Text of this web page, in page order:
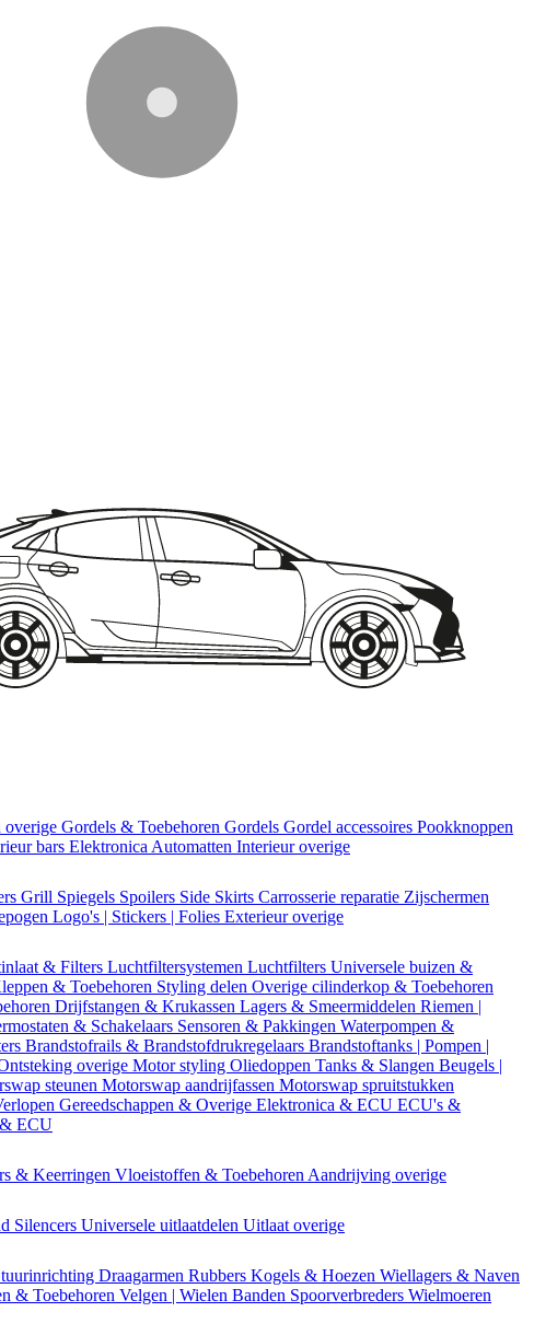
overige Gordels & Toebehoren Gordels Gordel accessoires Pookknoppen
bars Elektronica Automatten Interieur overige
Grill Spiegels Spoilers Side Skirts Carrosserie reparatie Zijschermen
Logo's | Stickers | Folies Exterieur overige
& Filters Luchtfiltersystemen Luchtfilters Universele buizen &
& Toebehoren Styling delen Overige cilinderkop & Toebehoren
Drijfstangen & Krukassen Lagers & Smeermiddelen Riemen |
& Schakelaars Sensoren & Pakkingen Waterpompen &
Brandstofrails & Brandstofdrukregelaars Brandstoftanks | Pompen |
overige Motor styling Oliedoppen Tanks & Slangen Beugels |
steunen Motorswap aandrijfassen Motorswap spruitstukken
Gereedschappen & Overige Elektronica & ECU ECU's &
ECU
& Keerringen Vloeistoffen & Toebehoren Aandrijving overige
Silencers Universele uitlaatdelen Uitlaat overige
Draagarmen Rubbers Kogels & Hoezen Wiellagers & Naven
& Toebehoren Velgen | Wielen Banden Spoorverbreders Wielmoeren